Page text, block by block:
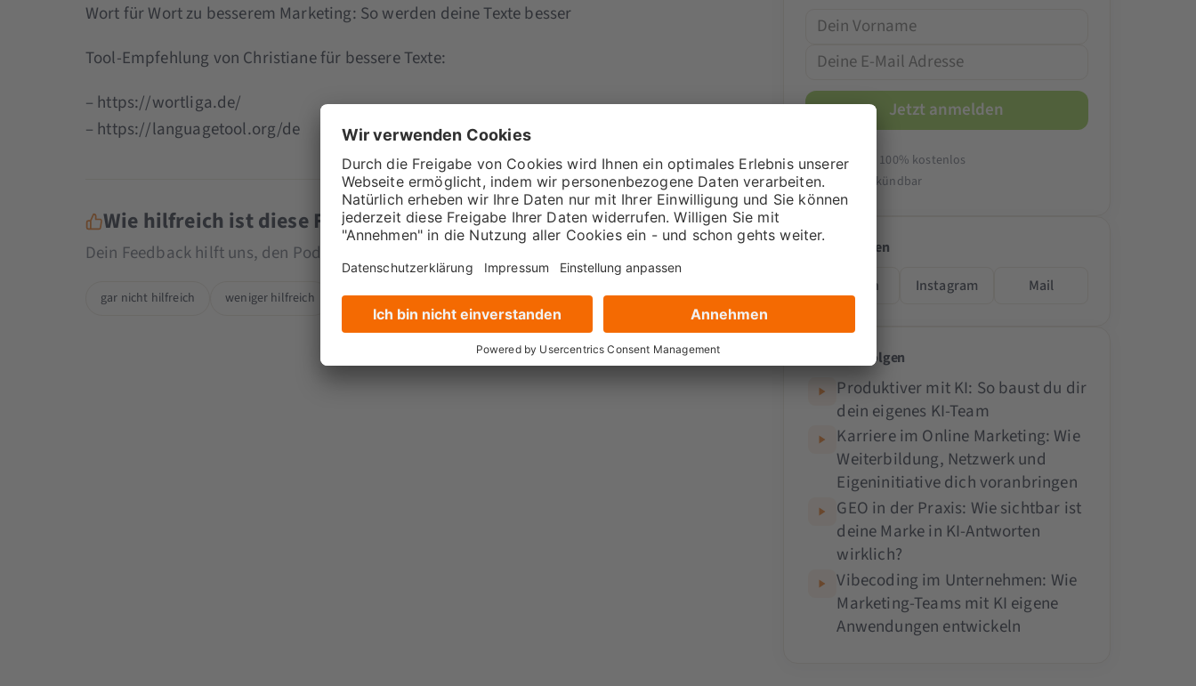
Wort für Wort zu besserem Marketing: So werden deine Texte besser
Tool-Empfehlung von Christiane für bessere Texte:
– https://wortliga.de/
– https://languagetool.org/de
Wie hilfreich ist diese Folge für dich?
Dein Feedback hilft uns, den Podcast noch besser zu machen.
gar nicht hilfreich weniger hilfreich eher hilfreich sehr hilfreich
14-tägig & 100% kostenlos
Jederzeit kündbar
Folge teilen
LinkedIn
Instagram Mail
Passende Folgen
Produktiver mit KI: So baust du dir
dein eigenes KI-Team
Karriere im Online Marketing: Wie
Weiterbildung, Netzwerk und
Eigeninitiative dich voranbringen
GEO in der Praxis: Wie sichtbar ist
deine Marke in KI-Antworten
wirklich?
Vibecoding im Unternehmen: Wie
Marketing-Teams mit KI eigene
Anwendungen entwickeln